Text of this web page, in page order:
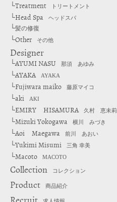
└Treatment トリートメント
└Head Spa ヘッドスパ
└髪の修復
└Other その他
Designer
└AYUMI NASU 那須 あゆみ
└AYAKA AYAKA
└Fujiwara maiko 藤原マイコ
└aki AKI
└EMIRY HISAMURA 久村 恵未莉
└Mizuki Yokogawa 横川 みづき
└Aoi Maegawa 前川 あおい
└Yukimi Misumi 三角 幸美
└Macoto MACOTO
Collection コレクション
Product 商品紹介